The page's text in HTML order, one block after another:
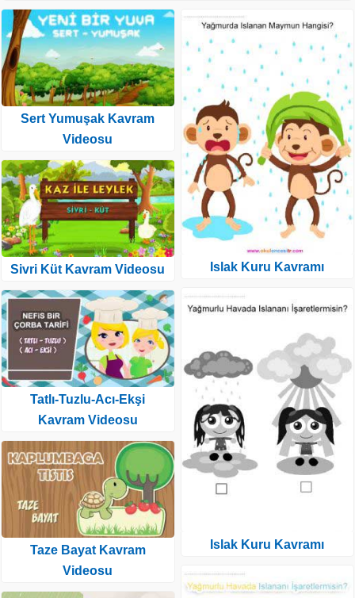
Sert Yumuşak Kavram
Videosu
Sivri Küt Kavram Videosu
Tatlı-Tuzlu-Acı-Ekşi
Kavram Videosu
Taze Bayat Kavram
Videosu
Islak Kuru Kavramı
Islak Kuru Kavramı